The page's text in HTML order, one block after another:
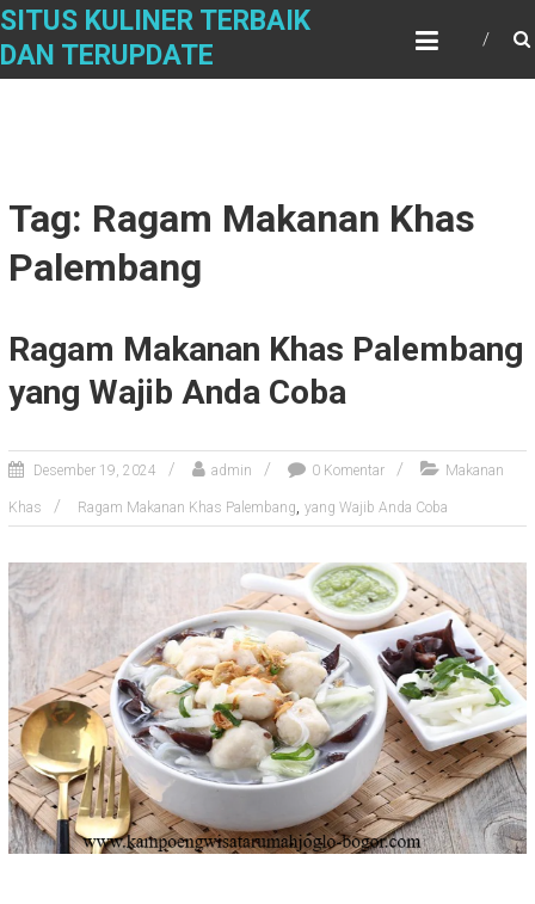
Skip
content
SITUS KULINER TERBAIK
DAN TERUPDATE
Tag: Ragam Makanan Khas
Palembang
Ragam Makanan Khas Palembang
yang Wajib Anda Coba
Desember 19, 2024 admin 0 Komentar Makanan
Khas Ragam Makanan Khas Palembang, yang Wajib Anda Coba